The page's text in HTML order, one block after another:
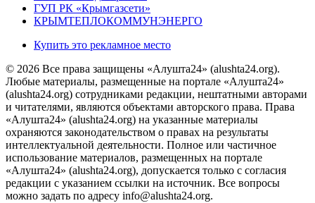
ГУП РК «Крымгазсети»
КРЫМТЕПЛОКОММУНЭНЕРГО
Купить это рекламное место
© 2026 Все права защищены «Алушта24» (alushta24.org).
Любые материалы, размещенные на портале «Алушта24»
(alushta24.org) сотрудниками редакции, нештатными авторами
и читателями, являются объектами авторского права. Права
«Алушта24» (alushta24.org) на указанные материалы
охраняются законодательством о правах на результаты
интеллектуальной деятельности. Полное или частичное
использование материалов, размещенных на портале
«Алушта24» (alushta24.org), допускается только с согласия
редакции с указанием ссылки на источник. Все вопросы
можно задать по адресу info@alushta24.org.